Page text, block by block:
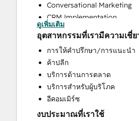
Conversational Marketing
CRM Implementation
CRM Migration
Custom API Integrations
Customer Marketing
Customer Success Training
Customer Support Training
Customer Survey and
Email Marketing
Full Inbound Marketing
ดูเพิ่มเติม
อุตสาหกรรมที่เรามีความเชี่
การให้คำปรึกษา/การแนะนำ
ค้าปลีก
บริการด้านการตลาด
บริการสำหรับผู้บริโภค
อีคอมเมิร์ซ
งบประมาณที่เราใช้